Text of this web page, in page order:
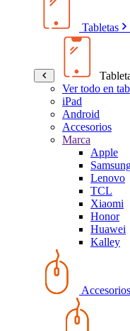
Tabletas
Ver todo en
iPad
Android
Accesorios
Marca
Apple
Lenovo
TCL
Xiaomi
Honor
Huawei
Kalley